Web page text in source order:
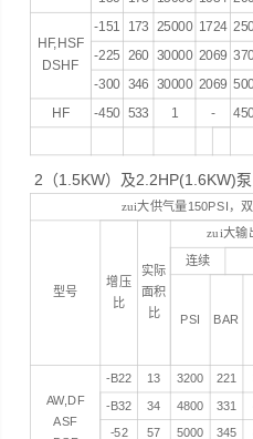
HF,HSF
DSHF
-151 173 25000 1724
-225 260 30000 2069
-300 346 30000 2069
HF -450 533 1 -
2（1.5KW）及2.2HP(1.6KW)泵
zui大供气量150PSI ，
型号
增压
比
实际
面积
比
zui大输
连续
PSI BAR
AW,DF
ASF
-B22 13 3200 221
-B32
34 4800 331
-52
57 5000 345